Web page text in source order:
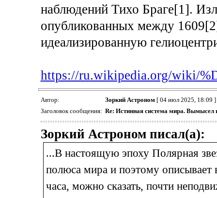
наблюдений Тихо Браге[1].
опубликованных между
идеализированную
https://ru.wikipedia.org/wiki/
Автор: Зоркий Астроном[ 04 июл 2025, 18:09 ]
Заголовок сообщения: Re: Истинная система мира. Вымысел
Зоркий Астроном писал(а):
...В настоящую эпоху Полярная
полюса мира и поэтому описывает
часа, можно сказать, почти